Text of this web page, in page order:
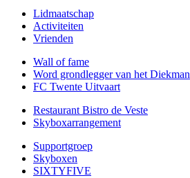
Lidmaatschap
Activiteiten
Vrienden
Wall of fame
Word grondlegger van het Diekman
FC Twente Uitvaart
Restaurant Bistro de Veste
Skyboxarrangement
Supportgroep
Skyboxen
SIXTYFIVE